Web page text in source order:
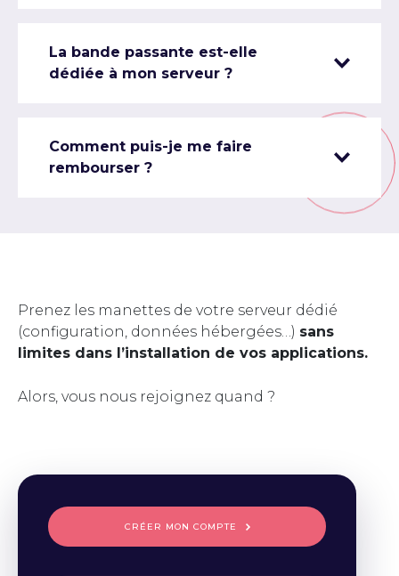
La bande passante est-elle
dédiée à mon serveur ?
Comment puis-je me faire
rembourser ?
Prenez les manettes de votre serveur dédié
(configuration, données hébergées…) sans
limites dans l’installation de vos applications.
Alors, vous nous rejoignez quand ?
CRÉER MON COMPTE